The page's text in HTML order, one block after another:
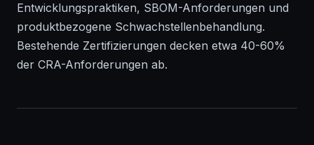
Entwicklungspraktiken, SBOM-Anforderungen und
produktbezogene Schwachstellenbehandlung.
Bestehende Zertifizierungen decken etwa 40-60%
der CRA-Anforderungen ab.